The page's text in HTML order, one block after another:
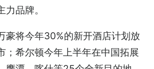
品牌。
豪将今年30%的新开酒店计划放
；希尔顿今年上半年在中国拓展